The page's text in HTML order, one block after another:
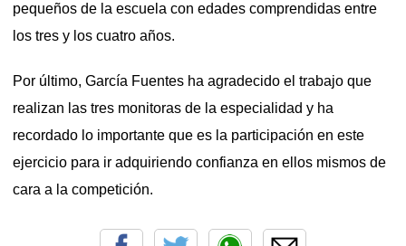
pequeños de la escuela con edades comprendidas entre
los tres y los cuatro años.
Por último, García Fuentes ha agradecido el trabajo que
realizan las tres monitoras de la especialidad y ha
recordado lo importante que es la participación en este
ejercicio para ir adquiriendo confianza en ellos mismos de
cara a la competición.